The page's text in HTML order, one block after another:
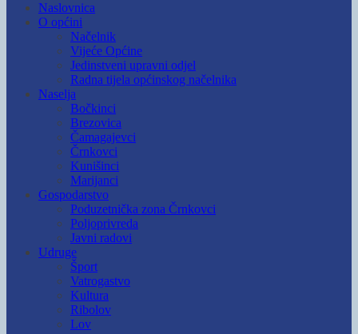
Naslovnica
O općini
Načelnik
Vijeće Općine
Jedinstveni upravni odjel
Radna tijela općinskog načelnika
Naselja
Bočkinci
Brezovica
Čamagajevci
Črnkovci
Kunišinci
Marijanci
Gospodarstvo
Poduzetnička zona Črnkovci
Poljoprivreda
Javni radovi
Udruge
Šport
Vatrogastvo
Kultura
Ribolov
Lov